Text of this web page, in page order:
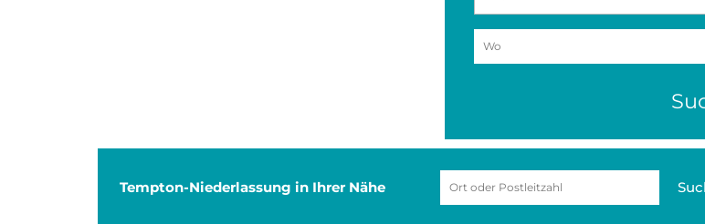
Tempton-Niederlassung in Ihrer Nähe